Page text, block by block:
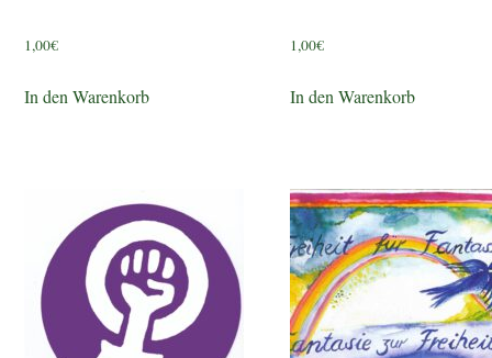
1,00€
In den Warenkorb
1,00€
In den Warenkorb